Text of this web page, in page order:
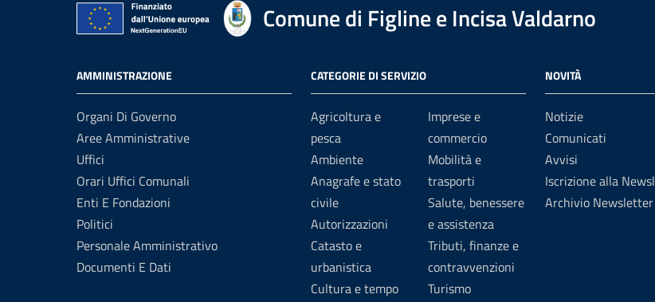
Comune di Figline e Incisa Valdarno
AMMINISTRAZIONE
Organi Di Governo
Aree Amministrative
Uffici
Orari Uffici Comunali
Enti E Fondazioni
Politici
Personale Amministrativo
Documenti E Dati
CATEGORIE DI SERVIZIO
Agricoltura e
pesca
Ambiente
Anagrafe e stato
civile
Autorizzazioni
Catasto e
urbanistica
Cultura e tempo
Imprese e
commercio
Mobilità e
trasporti
Salute, benessere
e assistenza
Tributi, finanze e
contravvenzioni
Turismo
NOVITÀ
Notizie
Comunicati
Avvisi
Iscrizione alla
Archivio Newsletter